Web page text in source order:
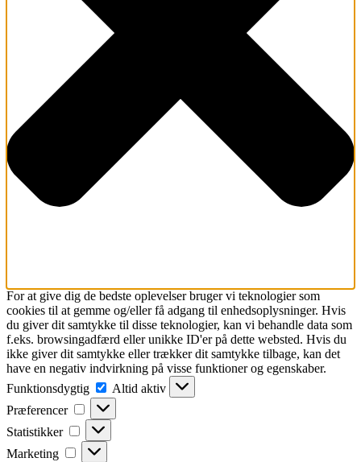
For at give dig de bedste oplevelser bruger vi teknologier som
cookies til at gemme og/eller få adgang til enhedsoplysninger. Hvis
du giver dit samtykke til disse teknologier, kan vi behandle data som
f.eks. browsingadfærd eller unikke ID'er på dette websted. Hvis du
ikke giver dit samtykke eller trækker dit samtykke tilbage, kan det
have en negativ indvirkning på visse funktioner og egenskaber.
Funktionsdygtig
Funktionsdygtig
Altid aktiv
Præferencer
Præferencer
Statistikker Statistikker
Marketing Marketing